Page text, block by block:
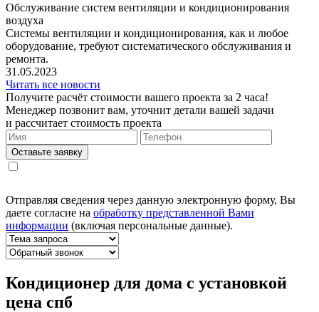
Обслуживание систем вентиляции и кондиционирования
воздуха
Системы вентиляции и кондиционирования, как и любое
оборудование, требуют систематического обслуживания и
ремонта.
31.05.2023
Читать все новости
Получите расчёт стоимости вашего проекта за 2 часа!
Менеджер позвонит вам, уточнит детали вашей задачи
и рассчитает стоимость проекта
Оставьте заявку
Отправляя сведения через данную электронную форму, Вы
даете согласие на обработку представленной Вами
информации (включая персональные данные).
Кондиционер для дома с установкой
цена спб